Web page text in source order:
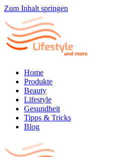
Zum Inhalt springen
Home
Produkte
Beauty
Lifestyle
Gesundheit
Tipps & Tricks
Blog